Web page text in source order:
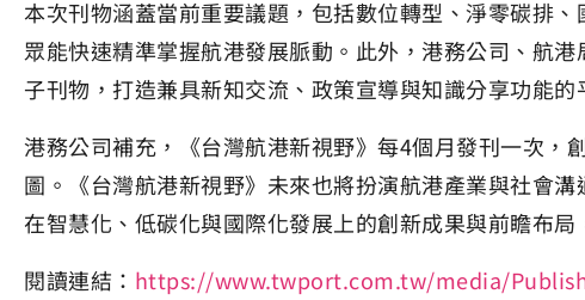
本次刊物涵蓋當前重要議題，包括數位轉型、淨零碳排
眾能快速精準掌握航港發展脈動。此外，港務公司、航
子刊物，打造兼具新知交流、政策宣導與知識分享功能
港務公司補充，《台灣航港新視野》每4個月發刊一次，
圖。《台灣航港新視野》未來也將扮演航港產業與社會
在智慧化、低碳化與國際化發展上的創新成果與前瞻布
閱讀連結： https://www.twport.com.tw/media/